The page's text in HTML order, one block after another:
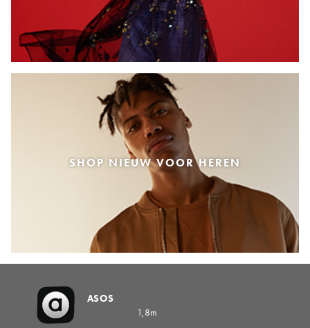
SHOP NIEUW VOOR HEREN
ASOS
1,8m